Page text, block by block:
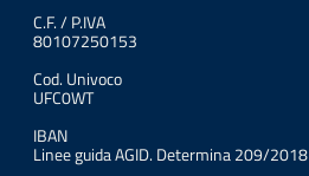
C.F. / P.IVA
80107250153
Cod. Univoco
UFC0WT
IBAN
Linee guida AGID. Determina 209/2018